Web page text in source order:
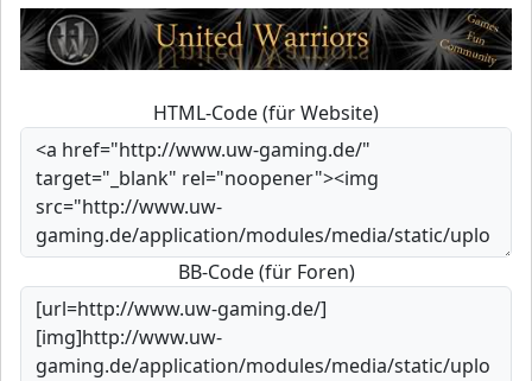
HTML-Code (für Website)
BB-Code (für Foren)